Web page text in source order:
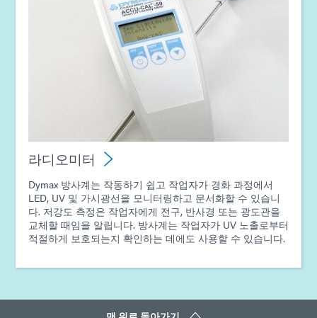
라디오미터
Dymax 방사계는 작동하기 쉽고 작업자가 경화 과정에서
LED, UV 및 가시광선을 모니터링하고 문서화할 수 있습니
다. 저강도 측정은 작업자에게 전구, 반사경 또는 광도관을
교체할 때임을 알립니다. 방사계는 작업자가 UV 노출로부터
적절하게 보호되는지 확인하는 데에도 사용할 수 있습니다.